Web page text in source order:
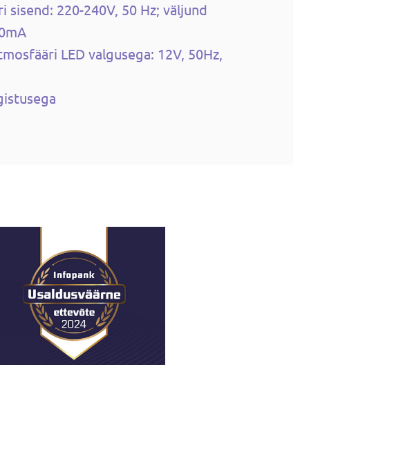
sisend: 220-240V, 50 Hz; väljund
LED valgusega: 12V, 50Hz,